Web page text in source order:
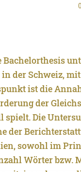
Bachelorthesis
der Schweiz,
ist die
der
spielt. Die
der
sowohl im
Wörter bzw.